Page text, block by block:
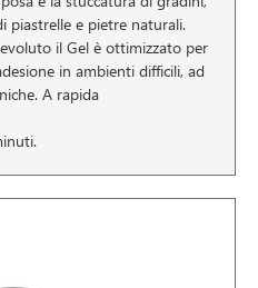
e pietre naturali.
il Gel è ottimizzato per
in ambienti difficili, ad
A rapida